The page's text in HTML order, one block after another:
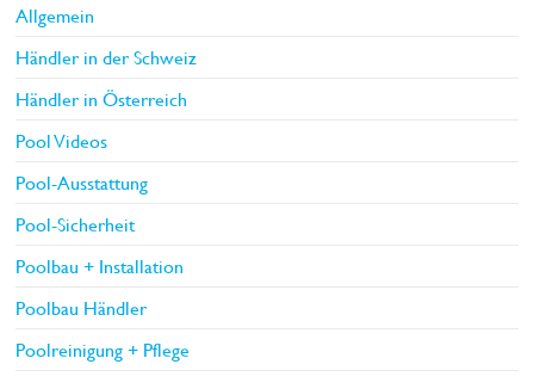
Allgemein
Händler in der Schweiz
Händler in Österreich
Pool Videos
Pool-Ausstattung
Pool-Sicherheit
Poolbau + Installation
Poolbau Händler
Poolreinigung + Pflege